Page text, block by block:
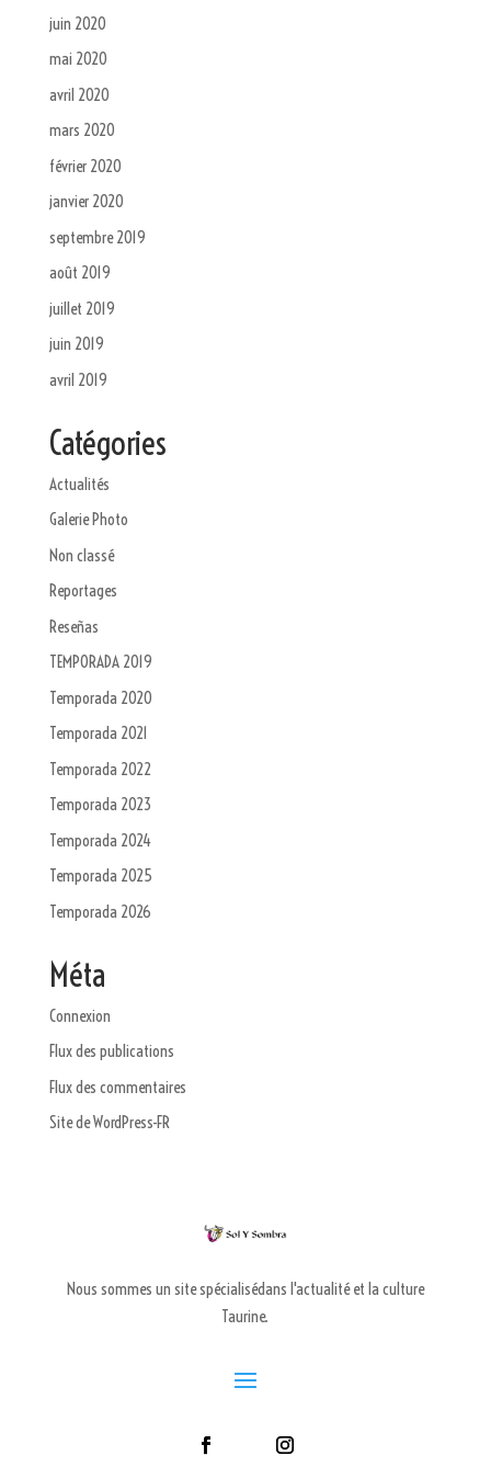
juin 2020
mai 2020
avril 2020
mars 2020
février 2020
janvier 2020
septembre 2019
août 2019
juillet 2019
juin 2019
avril 2019
Catégories
Actualités
Galerie Photo
Non classé
Reportages
Reseñas
TEMPORADA 2019
Temporada 2020
Temporada 2021
Temporada 2022
Temporada 2023
Temporada 2024
Temporada 2025
Temporada 2026
Méta
Connexion
Flux des publications
Flux des commentaires
Site de WordPress-FR
Nous sommes un site spécialisédans l'actualité et la culture
Taurine.